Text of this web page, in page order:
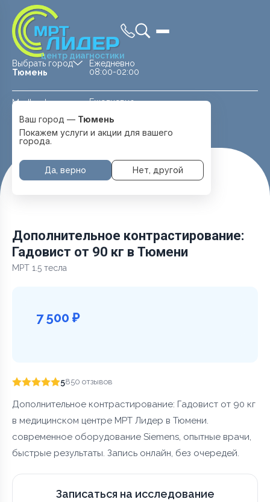
центр диагностики
Выбрать город
Тюмень
Medland —
Тюмень
Ежедневно
08:00-02:00
Ежедневно
Перейти
Ваш город — Тюмень
Покажем услуги и акции для вашего
города.
Да, верно Нет, другой
Главная Услуги и цены
Дополнительное контрастирование:
Гадовист от 90 кг в Тюмени
МРТ 1.5 тесла
7 500 ₽
5850 отзывов
Дополнительное контрастирование: Гадовист от 90 кг
в медицинском центре МРТ Лидер в Тюмени.
современное оборудование Siemens, опытные врачи,
быстрые результаты. Запись онлайн, без очередей.
Записаться на исследование